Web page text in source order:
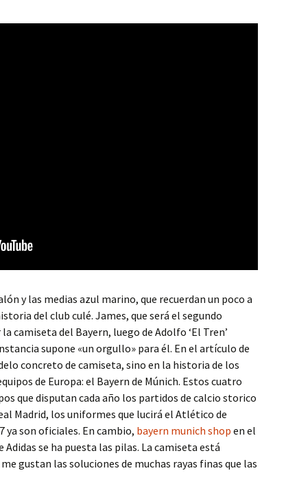
y las medias azul marino, que recuerdan un poco a
del club culé. James, que será el segundo
camiseta del Bayern, luego de Adolfo ‘El Tren’
supone «un orgullo» para él. En el artículo de
concreto de camiseta, sino en la historia de los
de Europa: el Bayern de Múnich. Estos cuatro
que disputan cada año los partidos de calcio storico
Madrid, los uniformes que lucirá el Atlético de
ya son oficiales. En cambio, bayern munich shop en el
Adidas se ha puesta las pilas. La camiseta está
gustan las soluciones de muchas rayas finas que las